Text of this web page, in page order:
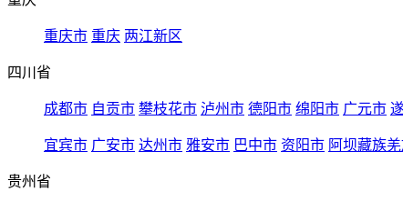
重庆市 重庆 两江新区
四川省
成都市 自贡市 攀枝花市 泸州市 德阳市 绵阳市 广元市
宜宾市 广安市 达州市 雅安市 巴中市 资阳市 阿坝藏族
贵州省